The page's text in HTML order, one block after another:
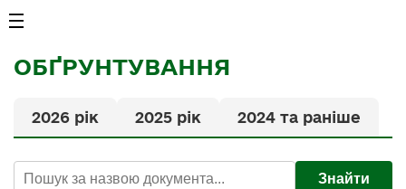
ОБҐРУНТУВАННЯ
2026 рік 2025 рік 2024 та раніше
Знайти